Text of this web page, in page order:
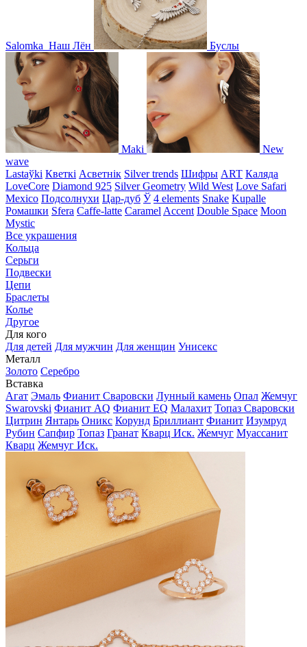
Salomka Наш Лён Буслы
Maki
New
wave
Lastaўki Кветкі Асветнiк Silver trends Шифры ART Каляда
LoveCore Diamond 925 Silver Geometry Wild West Love Safari
Mexico Подсолнухи Цар-дуб Ў 4 elements Snake Kupalle
Ромашки Sfera Caffe-latte Caramel Accent Double Space Moon
Mystic
Все украшения
Кольца
Серьги
Подвески
Цепи
Браслеты
Колье
Другое
Для кого
Для детей Для мужчин Для женщин Унисекс
Металл
Золото Серебро
Вставка
Агат Эмаль Фианит Сваровски Лунный камень Опал Жемчуг
Swarovski Фианит AQ Фианит EQ Малахит Топаз Сваровски
Цитрин Янтарь Оникс Корунд Бриллиант Фианит Изумруд
Рубин Сапфир Топаз Гранат Кварц Иск. Жемчуг Муассанит
Кварц Жемчуг Иск.